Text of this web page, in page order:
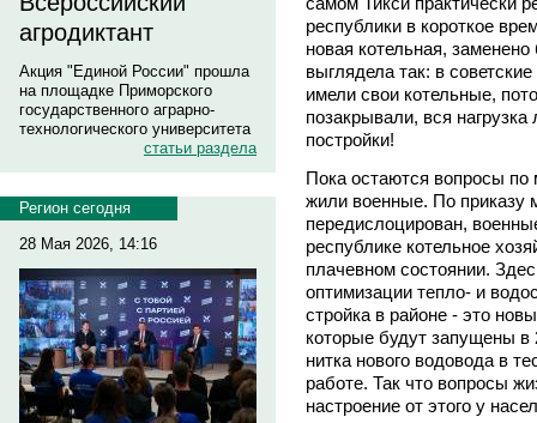
агродиктант
Акция "Единой России" прошла
на площадке Приморского
государственного аграрно-
технологического университета
статьи раздела
Регион сегодня
28 Мая 2026, 14:16
республики в короткое
новая котельная,
выглядела так: в
имели свои котельные,
позакрывали, вся
постройки!
Пока остаются вопросы по
жили военные. По приказу
передислоцирован,
республике котельное
плачевном состоянии.
оптимизации тепло- и
стройка в районе - это
которые будут запущены в
нитка нового водовода в
работе. Так что вопросы
настроение от этого у